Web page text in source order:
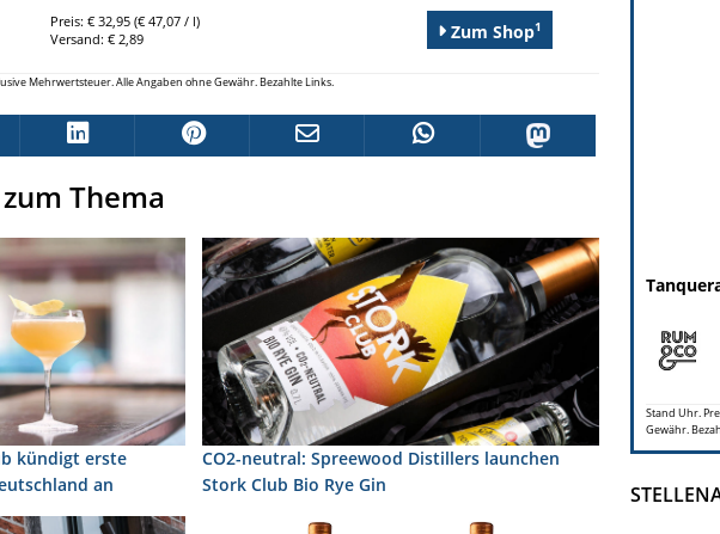
Preis: € 32,95 (€ 47,07 / l)
Versand: € 2,89
Zum Shop1
Mehrwertsteuer. Alle Angaben ohne Gewähr. Bezahlte Links.
Thema
kündigt erste
an
CO2-neutral: Spreewood Distillers launchen
Stork Club Bio Rye Gin
Stand Uhr.
Gewähr.